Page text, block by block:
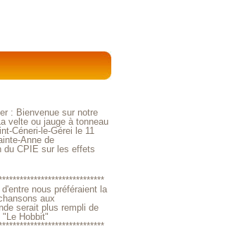
: Bienvenue sur notre
velte ou jauge à tonneau
Céneri-le-Gérei le 11
Anne de
du CPIE sur les effets
nous préféraient la
aux
serait plus rempli de
Hobbit"